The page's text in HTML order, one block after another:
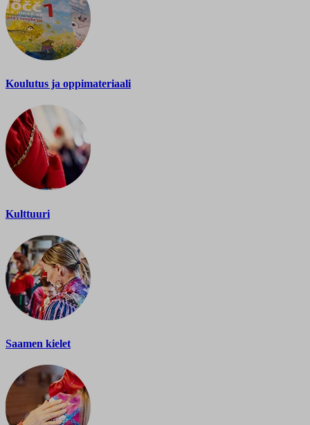
Koulutus ja oppimateriaali
Kulttuuri
Saamen kielet